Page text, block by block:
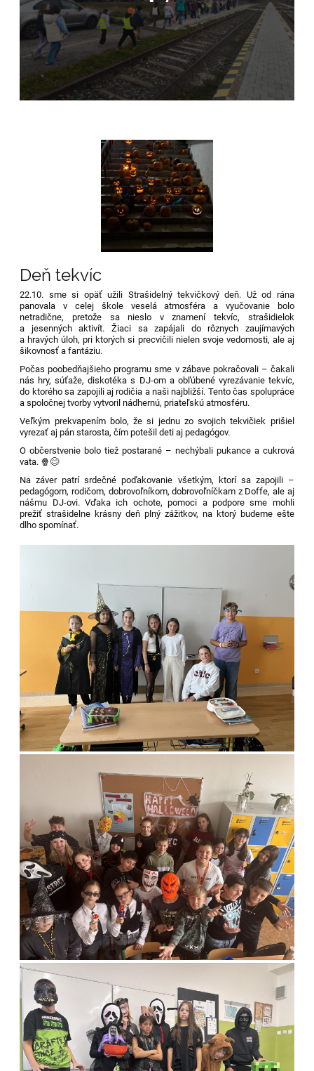
Deň tekvíc
22.10. sme si opäť užili Strašidelný tekvičkový deň. Už od rána
panovala v celej škole veselá atmosféra a vyučovanie bolo
netradične, pretože sa nieslo v znamení
tekvíc, strašidielok
a jesenných aktivít. Žiaci sa zapájali do rôznych
zaujímavých
a hravých úloh, pri ktorých si precvičili nielen svoje vedomosti, ale aj
šikovnosť a fantáziu.
Počas poobedňajšieho programu sme v zábave pokračovali – čakali
nás hry, súťaže, diskotéka s DJ-om a obľúbené vyrezávanie tekvíc,
do ktorého sa zapojili aj rodičia a naši najbližší. Tento čas spolupráce
a spoločnej tvorby vytvoril nádhernú, priateľskú atmosféru.
Veľkým prekvapením bolo, že si jednu zo svojich tekvičiek prišiel
vyrezať aj pán starosta, čím potešil deti aj pedagógov.
O občerstvenie bolo tiež postarané – nechýbali pukance a cukrová
vata. 🍿😊
Na záver patrí srdečné poďakovanie všetkým, ktorí sa zapojili –
pedagógom, rodičom, dobrovoľníkom, dobrovoľníčkam z Doffe, ale aj
nášmu DJ-ovi. Vďaka ich ochote, pomoci a podpore sme mohli
prežiť strašidelne krásny deň plný zážitkov, na ktorý budeme ešte
dlho spomínať.